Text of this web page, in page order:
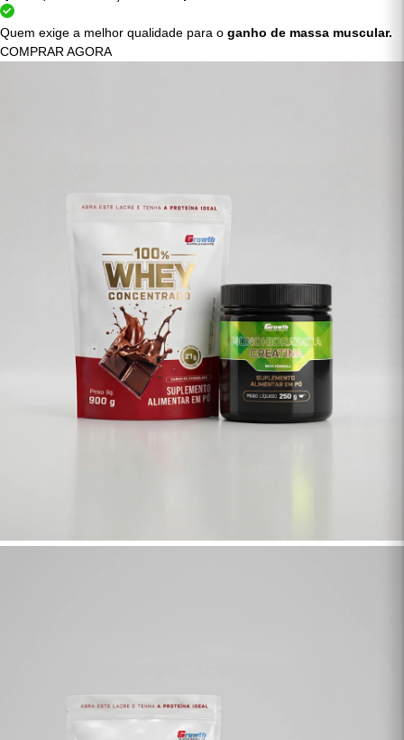
Quem quer mais força edesempenho nos treinos.